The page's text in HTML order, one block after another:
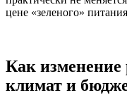
цене «зеленого»
Как изменение
климат и